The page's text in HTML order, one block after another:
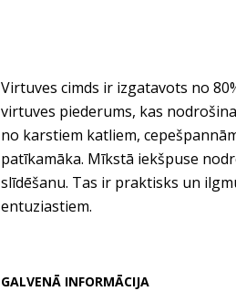
Virtuves cimds ir izgatavots no
virtuves piederums, kas
no karstiem katliem,
patīkamāka. Mīkstā iekšpuse
slīdēšanu. Tas ir praktisks un
entuziastiem.
GALVENĀ INFORMĀCIJA